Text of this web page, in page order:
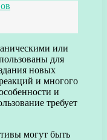
или
для
новых
и многого
и
требует
могут быть